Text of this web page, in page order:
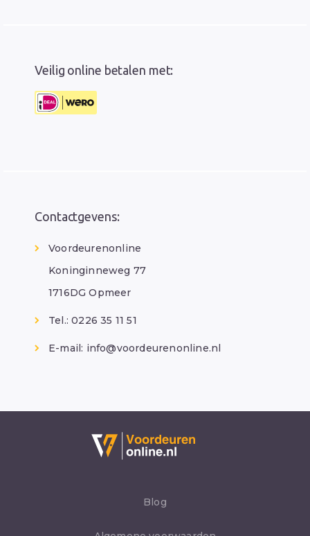
Veilig online betalen met:
Contactgevens:
Voordeurenonline
Koninginneweg 77
1716DG Opmeer
Tel.: 0226 35 11 51
E-mail: info@voordeurenonline.nl
Blog